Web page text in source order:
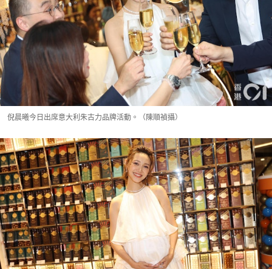
倪晨曦今日出席意大利朱古力品牌活動。（陳順禎攝）